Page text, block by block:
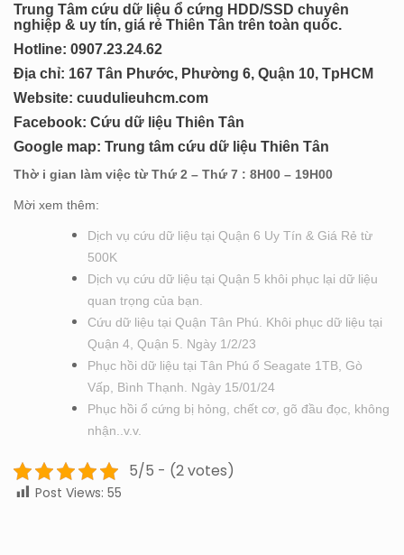
Trung Tâm cứu dữ liệu ổ cứng HDD/SSD chuyên
nghiệp & uy tín, giá rẻ Thiên Tân trên toàn quốc.
Hotline: 0907.23.24.62
Địa chỉ: 167 Tân Phước, Phường 6, Quận 10, TpHCM
Website: cuudulieuhcm.com
Facebook: Cứu dữ liệu Thiên Tân
Google map: Trung tâm cứu dữ liệu Thiên Tân
Thờ i gian làm việc từ Thứ 2 – Thứ 7 : 8H00 – 19H00
Mời xem thêm:
Dịch vụ cứu dữ liệu tại Quận 6 Uy Tín & Giá Rẻ từ
500K
Dịch vụ cứu dữ liệu tại Quận 5 khôi phục lại dữ liệu
quan trọng của bạn.
Cứu dữ liệu tại Quận Tân Phú. Khôi phục dữ liệu tại
Quận 4, Quận 5. Ngày 1/2/23
Phục hồi dữ liệu tại Tân Phú ổ Seagate 1TB, Gò
Vấp, Bình Thạnh. Ngày 15/01/24
Phục hồi ổ cứng bị hỏng, chết cơ, gõ đầu đọc, không
nhận..v.v.
5/5 - (2 votes)
Post Views: 55